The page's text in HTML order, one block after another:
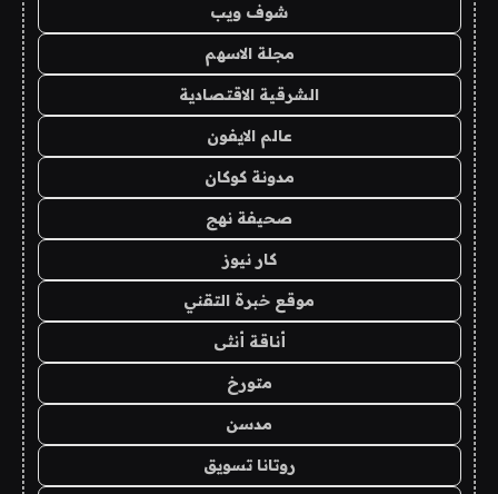
شوف ويب
مجلة الاسهم
الشرقية الاقتصادية
عالم الايفون
مدونة كوكان
صحيفة نهج
كار نيوز
موقع خبرة التقني
أناقة أنثى
متورخ
مدسن
روتانا تسويق